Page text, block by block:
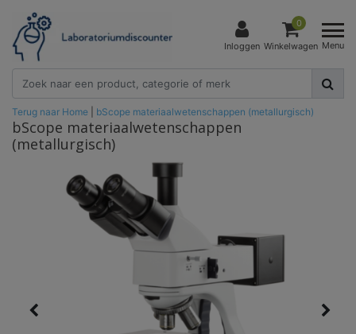
Inloggen
0
Winkelwagen Menu
Terug naar Home bScope materiaalwetenschappen (metallurgisch)
bScope materiaalwetenschappen
(metallurgisch)